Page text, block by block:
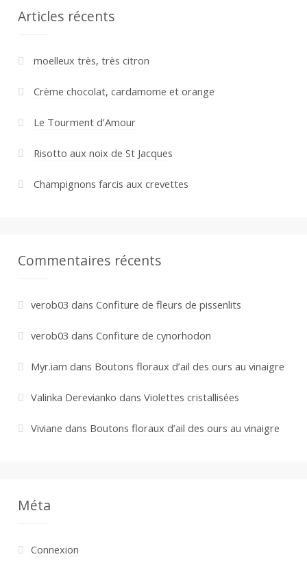
Articles récents
moelleux très, très citron
Crème chocolat, cardamome et orange
Le Tourment d’Amour
Risotto aux noix de St Jacques
Champignons farcis aux crevettes
Commentaires récents
verob03 dans Confiture de fleurs de pissenlits
verob03 dans Confiture de cynorhodon
Myr.iam dans Boutons floraux d’ail des ours au vinaigre
Valinka Derevianko dans Violettes cristallisées
Viviane dans Boutons floraux d’ail des ours au vinaigre
Méta
Connexion